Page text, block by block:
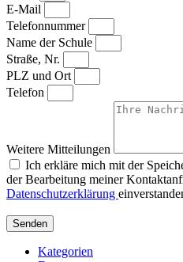
E-Mail
Telefonnummer
Name der Schule
Straße, Nr.
PLZ und Ort
Telefon
Weitere Mitteilungen
Ich erkläre mich mit der
der Bearbeitung meiner
Datenschutzerklärung
Senden
Kategorien